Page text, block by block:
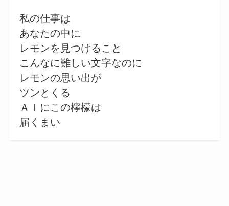
私の仕事は
あなたの中に
レモンを見つけること
こんなに難しい文字なのに
レモンの思い出が
ツンとくる
ＡＩにこの檸檬は
届くまい